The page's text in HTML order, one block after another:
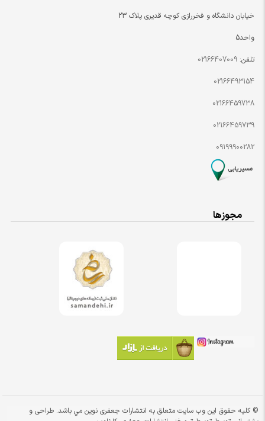
خیابان دانشگاه و فخررازی کوچه قدیری پلاک 23
واحد5
تلفن: 02166407009
02166493154
02166459738
02166459739
09199900282
مجوزها
© کلیه حقوق این وب سایت متعلق به انتشارات جعفری نوین مي باشد. طراحی و